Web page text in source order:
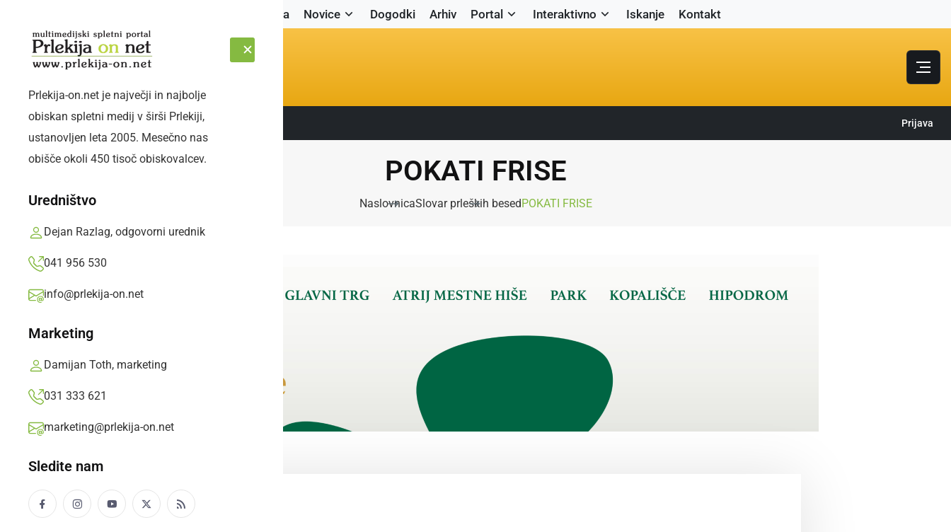
Naslovnica Novice Dogodki Arhiv Portal Interaktivno Iskanje Kontakt
SOBOTA, 8. AVGUST 2026 Sledite nam: Prijava
Prlekija-on.net je največji in najbolje
obiskan spletni medij v širši Prlekiji,
ustanovljen leta 2005. Mesečno nas
obišče okoli 450 tisoč obiskovalcev.
Uredništvo
Dejan Razlag, odgovorni urednik
041 956 530
info@prlekija-on.net
Marketing
Damijan Toth, marketing
031 333 621
marketing@prlekija-on.net
Sledite nam
POKATI FRISE
NaslovnicaSlovar prleških besedPOKATI FRISE
delati grimase